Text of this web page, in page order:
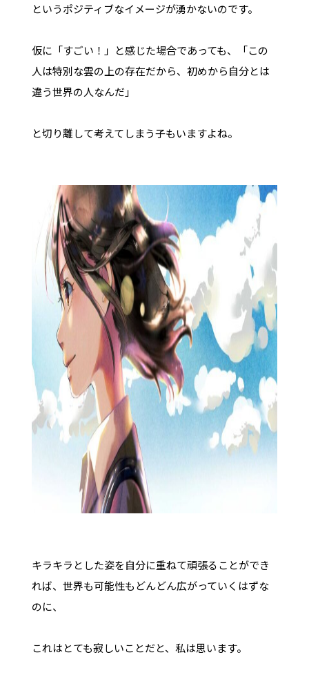
というポジティブなイメージが湧かないのです。
仮に「すごい！」と感じた場合であっても、「この
人は特別な雲の上の存在だから、初めから自分とは
違う世界の人なんだ」
と切り離して考えてしまう子もいますよね。
キラキラとした姿を自分に重ねて頑張ることができ
れば、世界も可能性もどんどん広がっていくはずな
のに、
これはとても寂しいことだと、私は思います。